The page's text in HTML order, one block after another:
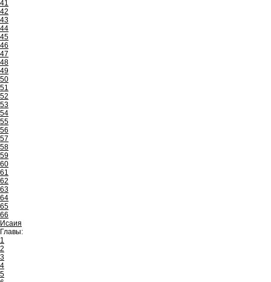
41
42
43
44
45
46
47
48
49
50
51
52
53
54
55
56
57
58
59
60
61
62
63
64
65
66
Исаия
Главы:
1
2
3
4
5